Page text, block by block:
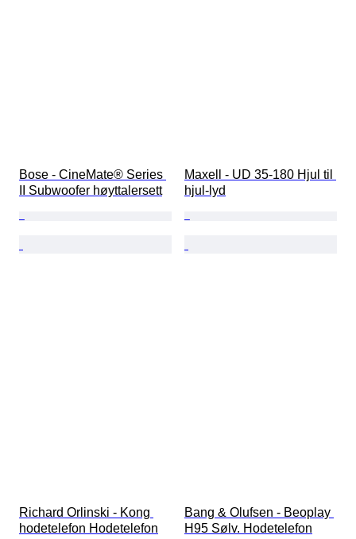
Bose - CineMate® Series
II Subwoofer høyttalersett
Maxell - UD 35-180 Hjul til
hjul-lyd
Richard Orlinski - Kong
hodetelefon Hodetelefon
Bang & Olufsen - Beoplay
H95 Sølv. Hodetelefon